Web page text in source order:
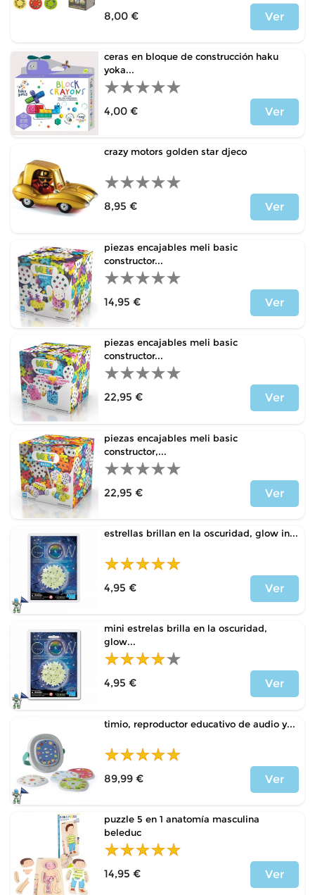
8,00 €
Ver
ceras en bloque de construcción haku
yoka...
4,00 €
Ver
crazy motors golden star djeco
8,95 €
Ver
piezas encajables meli basic
constructor...
14,95 €
Ver
piezas encajables meli basic
constructor...
22,95 €
Ver
piezas encajables meli basic
constructor,...
22,95 €
Ver
estrellas brillan en la oscuridad, glow in...
4,95 €
Ver
mini estrelas brilla en la oscuridad,
glow...
4,95 €
Ver
timio, reproductor educativo de audio y...
89,99 €
Ver
puzzle 5 en 1 anatomía masculina
beleduc
14,95 €
Ver